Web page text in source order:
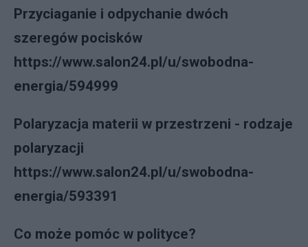
Przyciaganie i odpychanie dwóch
szeregów pocisków
https://www.salon24.pl/u/swobodna-
energia/594999
Polaryzacja materii w przestrzeni - rodzaje
polaryzacji
https://www.salon24.pl/u/swobodna-
energia/593391
Co może pomóc w polityce?